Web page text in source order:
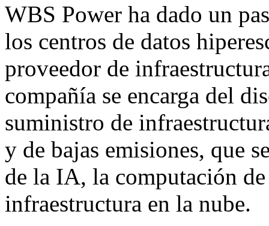
WBS Power ha dado un
los centros de datos
proveedor de
compañía se encarga del
suministro de
y de bajas emisiones, que
de la IA, la computación
infraestructura en la nube.